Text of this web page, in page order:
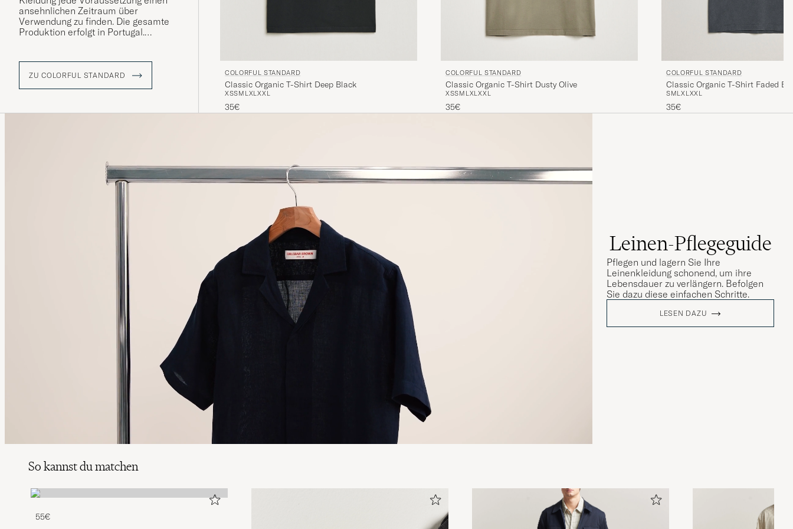
ansehnlichen Zeitraum über
Verwendung zu finden. Die gesamte
Produktion erfolgt in Portugal.
entführt uns auf eine
weltumspannende Reise in aller
ZU COLORFUL STANDARD COLORFUL STANDARD
Classic Organic T-Shirt Deep Black
XSSM L XLXXL
35€
COLORFUL STANDARD
Classic Organic T-Shirt Dusty Olive
XSSM L XLXXL
35€
COLORFUL STANDARD
Classic Organic T-Shirt Faded
SMLXL XXL
35€
Leinen-Pflegeguide
Pflegen und lagern Sie Ihre
Leinenkleidung schonend, um ihre
Lebensdauer zu verlängern. Befolgen
Sie dazu diese einfachen Schritte.
LESEN DAZU
So kannst du matchen
55€